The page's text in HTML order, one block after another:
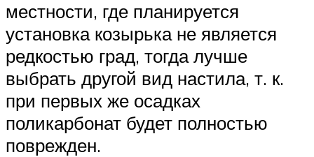
местности, где планируется
установка козырька не является
редкостью град, тогда лучше
выбрать другой вид настила, т. к.
при первых же осадках
поликарбонат будет полностью
поврежден.